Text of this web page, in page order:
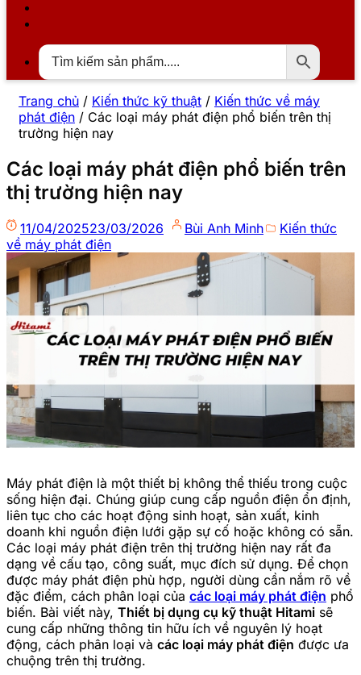
Trang chủ / Kiến thức kỹ thuật / Kiến thức về máy
phát điện / Các loại máy phát điện phổ biến trên thị
trường hiện nay
Các loại máy phát điện phổ biến trên
thị trường hiện nay
11/04/202523/03/2026 Bùi Anh Minh
Kiến thức
về máy phát điện
Máy phát điện là một thiết bị không thể thiếu trong cuộc
sống hiện đại. Chúng giúp cung cấp nguồn điện ổn định,
liên tục cho các hoạt động sinh hoạt, sản xuất, kinh
doanh khi nguồn điện lưới gặp sự cố hoặc không có sẵn.
Các loại máy phát điện trên thị trường hiện nay rất đa
dạng về cấu tạo, công suất, mục đích sử dụng. Để chọn
được máy phát điện phù hợp, người dùng cần nắm rõ về
đặc điểm, cách phân loại của các loại máy phát điện phổ
biến. Bài viết này, Thiết bị dụng cụ kỹ thuật Hitami sẽ
cung cấp những thông tin hữu ích về nguyên lý hoạt
động, cách phân loại và các loại máy phát điện được ưa
chuộng trên thị trường.